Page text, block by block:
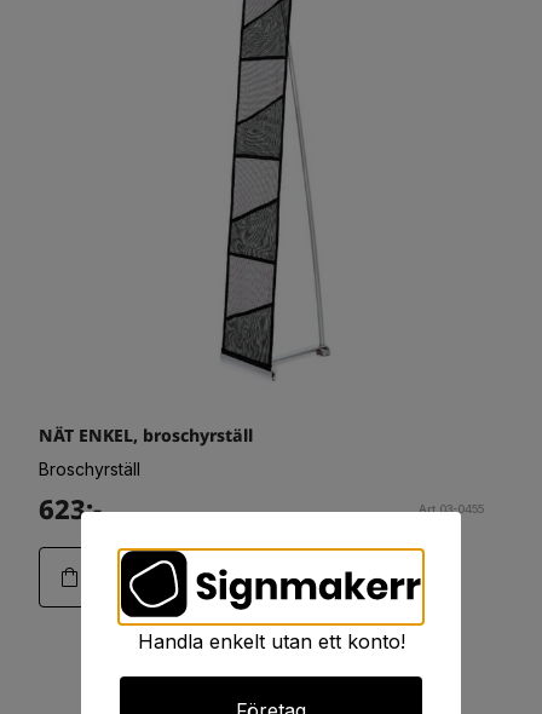
NÄT ENKEL, broschyrställ
Broschyrställ
623:- Art.03-0455
Handla enkelt utan ett konto!